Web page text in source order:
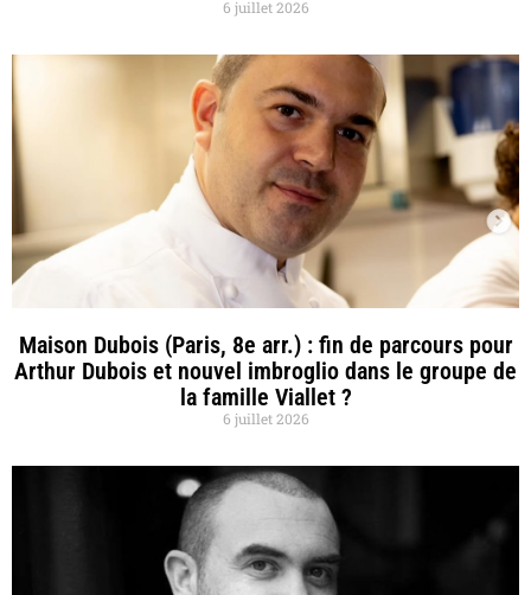
6 juillet 2026
Maison Dubois (Paris, 8e arr.) : fin de parcours pour
Arthur Dubois et nouvel imbroglio dans le groupe de
la famille Viallet ?
6 juillet 2026